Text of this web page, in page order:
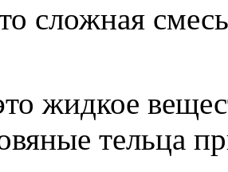
сложная
жидкое
тельца